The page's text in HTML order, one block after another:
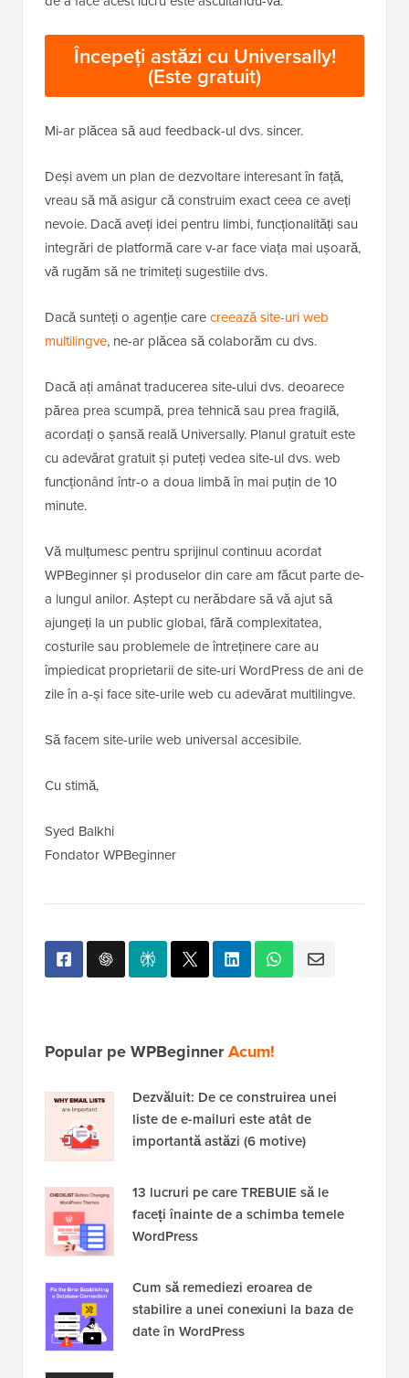
Începeți astăzi cu Universally!
(Este gratuit)
Mi-ar plăcea să aud feedback-ul dvs. sincer.
Deși avem un plan de dezvoltare interesant în față,
vreau să mă asigur că construim exact ceea ce aveți
nevoie. Dacă aveți idei pentru limbi, funcționalități sau
integrări de platformă care v-ar face viața mai ușoară,
vă rugăm să ne trimiteți sugestiile dvs.
Dacă sunteți o agenție carecreează site-uri web
multilingve, ne-ar plăcea să colaborăm cu dvs.
Dacă ați amânat traducerea site-ului dvs. deoarece
părea prea scumpă, prea tehnică sau prea fragilă,
acordați o șansă reală Universally. Planul gratuit este
cu adevărat gratuit și puteți vedea site-ul dvs. web
funcționând într-o a doua limbă în mai puțin de 10
minute.
Vă mulțumesc pentru sprijinul continuu acordat
WPBeginner și produselor din care am făcut parte de-
a lungul anilor. Aștept cu nerăbdare să vă ajut să
ajungeți la un public global, fără complexitatea,
costurile sau problemele de întreținere care au
împiedicat proprietarii de site-uri WordPress de ani de
zile în a-și face site-urile web cu adevărat multilingve.
Să facem site-urile web universal accesibile.
Cu stimă,
Syed Balkhi
Fondator WPBeginner
Popular pe WPBeginnerAcum!
Dezvăluit: De ce construirea unei
liste de e-mailuri este atât de
importantă astăzi (6 motive)
13 lucruri pe care TREBUIE să le
faceți înainte de a schimba temele
WordPress
Cum să remediezi eroarea de
stabilire a unei conexiuni la baza de
date în WordPress